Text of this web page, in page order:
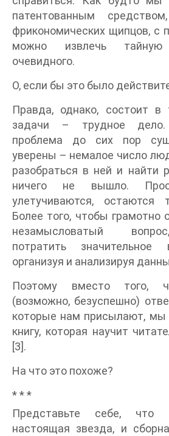
патентованным
фрикономических щипцов, с
можно извлечь
очевидного.
О, если бы это было
Правда, однако, состоит
задачи – трудное дело.
проблема до сих пор
уверены – немалое число
разобраться в ней и найти
ничего не вышло.
улетучиваются, остаются
Более того, чтобы грамотно
незамысловатый
потратить значительное
организуя и анализируя
Поэтому вместо того,
(возможно, безуспешно)
которые нам присылают, мы
книгу, которая научит
[3].
На что это похоже?
* * *
Представьте себе, что
настоящая звезда, и